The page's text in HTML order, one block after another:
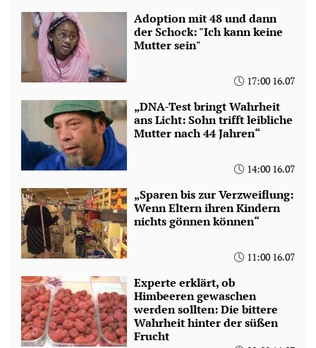
Adoption mit 48 und dann
der Schock: "Ich kann keine
Mutter sein"
17:00 16.07
„DNA-Test bringt Wahrheit
ans Licht: Sohn trifft leibliche
Mutter nach 44 Jahren“
14:00 16.07
„Sparen bis zur Verzweiflung:
Wenn Eltern ihren Kindern
nichts gönnen können“
11:00 16.07
Experte erklärt, ob
Himbeeren gewaschen
werden sollten: Die bittere
Wahrheit hinter der süßen
Frucht